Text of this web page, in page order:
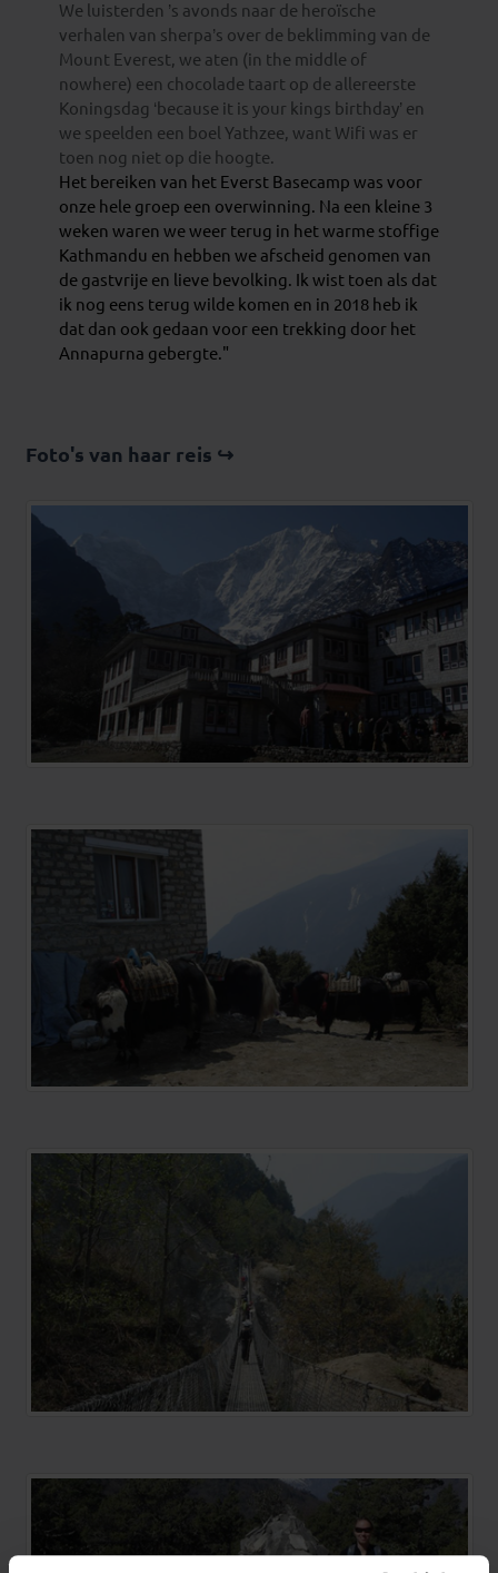
We luisterden ’s avonds naar de heroïsche
verhalen van sherpa’s over de beklimming van de
Mount Everest, we aten (in the middle of
nowhere) een chocolade taart op de allereerste
Koningsdag ‘because it is your kings birthday’ en
we speelden een boel Yathzee, want Wifi was er
toen nog niet op die hoogte.
Het bereiken van het Everst Basecamp was voor
onze hele groep een overwinning. Na een kleine 3
weken waren we weer terug in het warme stoffige
Kathmandu en hebben we afscheid genomen van
de gastvrije en lieve bevolking. Ik wist toen als dat
ik nog eens terug wilde komen en in 2018 heb ik
dat dan ook gedaan voor een trekking door het
Annapurna gebergte."
Foto's van haar reis ↪